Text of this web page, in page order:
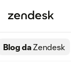
Blog daZendesk